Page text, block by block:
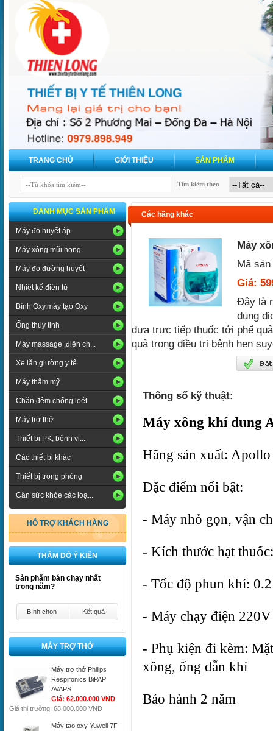
TRANG CHỦ GIỚI THIỆU SẢN PHẨM
Tìm kiếm theo
DANH MỤC SẢN PHẨM
Máy đo huyết áp
Máy xông mũi họng
Máy đo đường huyết
Nhiệt kế điện tử
Bình Oxy,máy tạo Oxy
Ống thủy tinh
Máy massage ,điện ch...
Xe lăn,giường y tế
Máy thẩm mỹ
Chăn,đệm chống loét
Máy trợ thở
Thiết bị PK, bệnh vi...
Các thiết bị khác
Thiết bị trong phòng
Cân sức khỏe các loạ...
HỖ TRỢ KHÁCH HÀNG
THĂM DÒ Ý KIẾN
Sản phẩm bán chạy nhất
trong năm?
Bình chọn Kết quả
MÁY TRỢ THỞ
Máy trợ thở Philips
Respironics BiPAP
AVAPS
Giá: 62.000.000 VND
Giá thị trường: 68.000.000 VNĐ
Máy tạo oxy Yuwell 7F-
Các hãng khác
Máy
Mã
Giá:
Đây là
dung
đưa trực tiếp thuốc tới phế
quả trong điều trị bệnh hen
Thông số kỹ thuật:
Máy xông khí dung
Hãng sản xuất:
Đặc điểm nổi bật:
- Máy nhỏ gọn, vận
- Kích thước hạt
- Tốc độ phun khí:
- Máy chạy điện 220V
- Phụ kiện đi kèm:
xông, ống dẫn khí
Bảo hành 2 năm